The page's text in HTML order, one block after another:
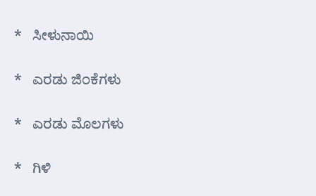
* ಸೀಳುನಾಯಿ
* ಎರಡು ಜಿಂಕೆಗಳು
* ಎರಡು ಮೊಲಗಳು
* ಗಿಳಿ